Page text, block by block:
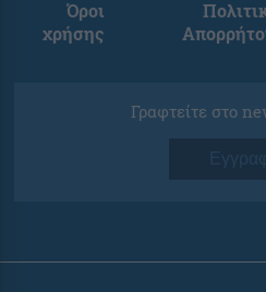
Όροι
χρήσης
Γραφτείτε στο